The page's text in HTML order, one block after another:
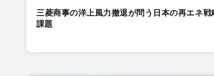
三菱商事の洋上風力撤退が問う日本の再エネ戦
課題